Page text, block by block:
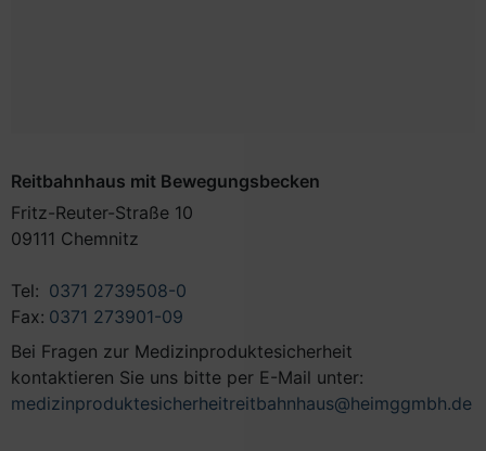
Reitbahnhaus mit Bewegungsbecken
Fritz-Reuter-Straße 10
09111 Chemnitz
Tel: 0371 2739508-0
Fax: 0371 273901-09
Bei Fragen zur Medizinproduktesicherheit
kontaktieren Sie uns bitte per E-Mail unter:
medizinproduktesicherheitreitbahnhaus@heimggmbh.de